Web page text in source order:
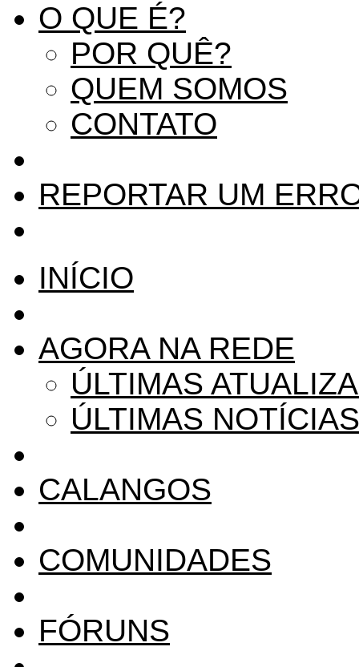
O QUE É?
POR QUÊ?
QUEM SOMOS
CONTATO
REPORTAR UM
INÍCIO
AGORA NA REDE
ÚLTIMAS
ÚLTIMAS NOTÍCIAS
CALANGOS
COMUNIDADES
FÓRUNS